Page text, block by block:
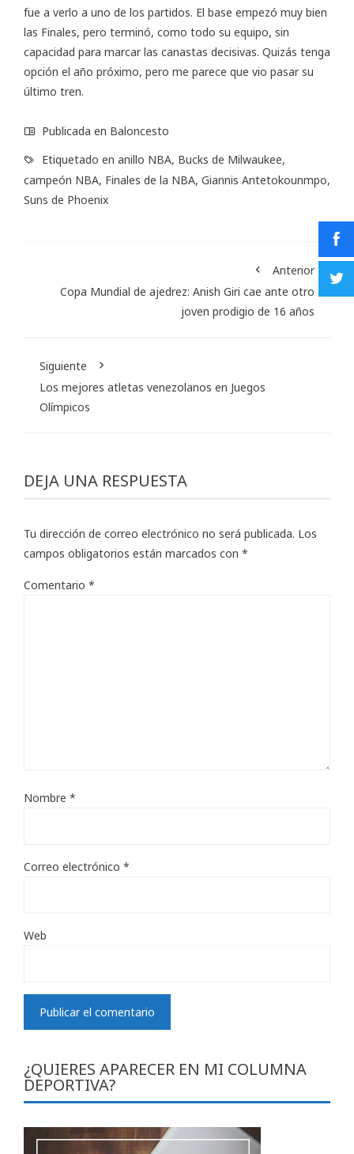
fue a verlo a uno de los partidos. El base empezó muy bien
las Finales, pero terminó, como todo su equipo, sin
capacidad para marcar las canastas decisivas. Quizás tenga
opción el año próximo, pero me parece que vio pasar su
último tren.
Publicada en Baloncesto
Etiquetado en anillo NBA, Bucks de Milwaukee,
campeón NBA, Finales de la NBA, Giannis Antetokounmpo,
Suns de Phoenix
Anterior
Copa Mundial de ajedrez: Anish Giri cae ante otro
joven prodigio de 16 años
Siguiente
Los mejores atletas venezolanos en Juegos
Olímpicos
DEJA UNA RESPUESTA
Tu dirección de correo electrónico no será publicada. Los
campos obligatorios están marcados con *
Comentario *
Nombre *
Correo electrónico *
Web
¿QUIERES APARECER EN MI COLUMNA
DEPORTIVA?